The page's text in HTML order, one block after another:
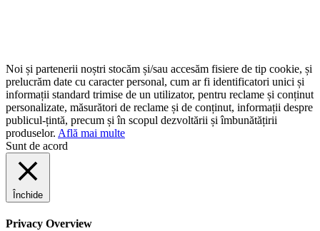
Noi și partenerii noștri stocăm și/sau accesăm fisiere de tip cookie, și
prelucrăm date cu caracter personal, cum ar fi identificatori unici și
informații standard trimise de un utilizator, pentru reclame și conținut
personalizate, măsurători de reclame și de conținut, informații despre
publicul-țintă, precum și în scopul dezvoltării și îmbunătățirii
produselor. Află mai multe
Sunt de acord
Închide
Privacy Overview